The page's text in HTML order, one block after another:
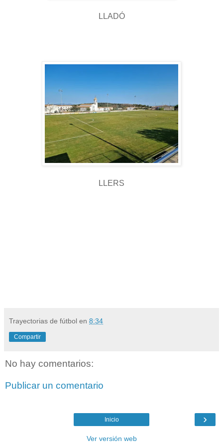
LLADÓ
LLERS
Trayectorias de fútbol en 8:34
Compartir
No hay comentarios:
Publicar un comentario
›
Inicio
Ver versión web